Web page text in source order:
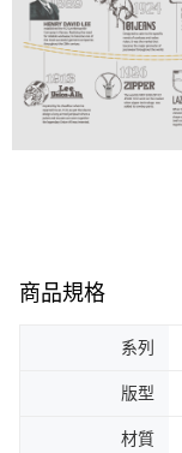
商品規格
系列
版型
材質